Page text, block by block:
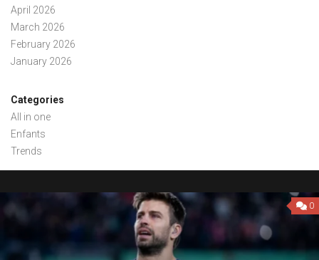
April 2026
March 2026
February 2026
January 2026
Categories
All in one
Enfants
Trends
0